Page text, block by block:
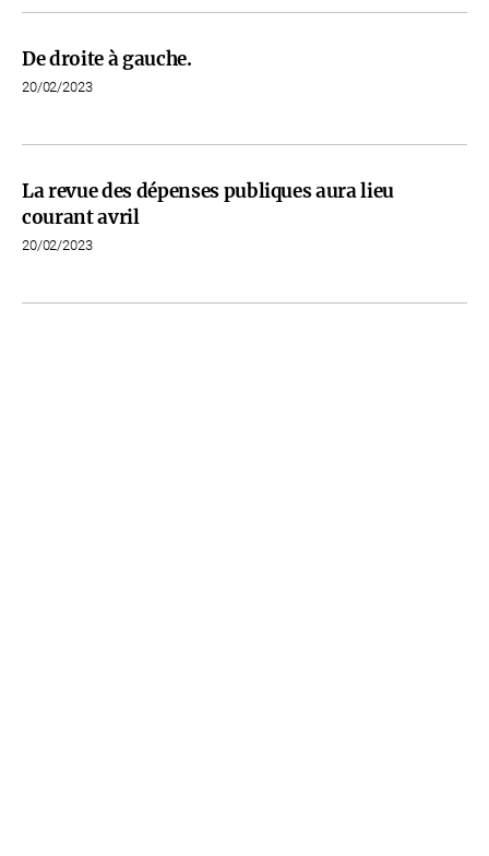
De droite à gauche.
20/02/2023
La revue des dépenses publiques aura lieu
courant avril
20/02/2023